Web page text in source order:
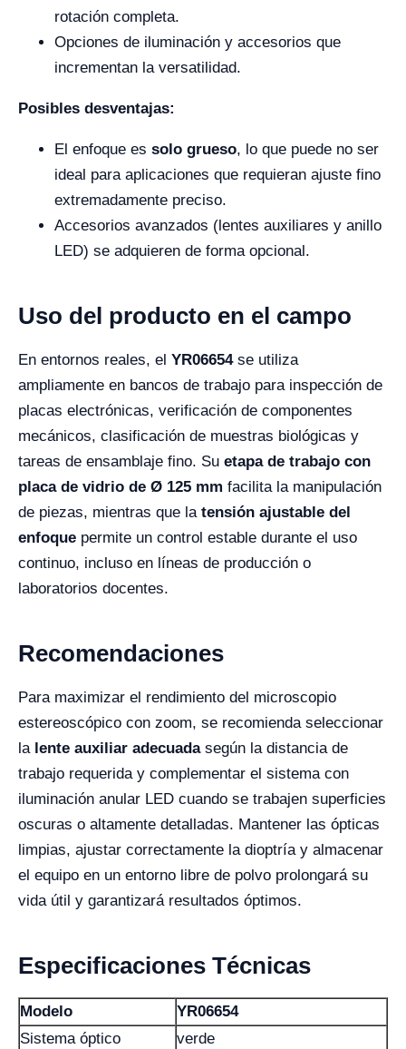
rotación completa.
Opciones de iluminación y accesorios que
incrementan la versatilidad.
Posibles desventajas:
El enfoque es solo grueso, lo que puede no ser
ideal para aplicaciones que requieran ajuste fino
extremadamente preciso.
Accesorios avanzados (lentes auxiliares y anillo
LED) se adquieren de forma opcional.
Uso del producto en el campo
En entornos reales, el YR06654se utiliza
ampliamente en bancos de trabajo para inspección de
placas electrónicas, verificación de componentes
mecánicos, clasificación de muestras biológicas y
tareas de ensamblaje fino. Su etapa de trabajo con
placa de vidrio de Ø 125 mm facilita la manipulación
de piezas, mientras que la tensión ajustable del
enfoque permite un control estable durante el uso
continuo, incluso en líneas de producción o
laboratorios docentes.
Recomendaciones
Para maximizar el rendimiento del microscopio
estereoscópico con zoom, se recomienda seleccionar
la lente auxiliar adecuadasegún la distancia de
trabajo requerida y complementar el sistema con
iluminación anular LED cuando se trabajen superficies
oscuras o altamente detalladas. Mantener las ópticas
limpias, ajustar correctamente la dioptría y almacenar
el equipo en un entorno libre de polvo prolongará su
vida útil y garantizará resultados óptimos.
Especificaciones Técnicas
Modelo
YR06654
Sistema óptico
verde